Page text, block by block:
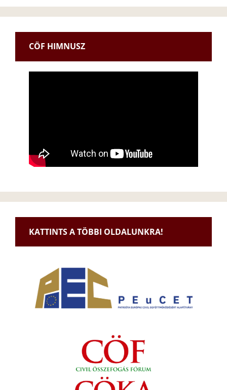
CÖF HIMNUSZ
KATTINTS A TÖBBI OLDALUNKRA!